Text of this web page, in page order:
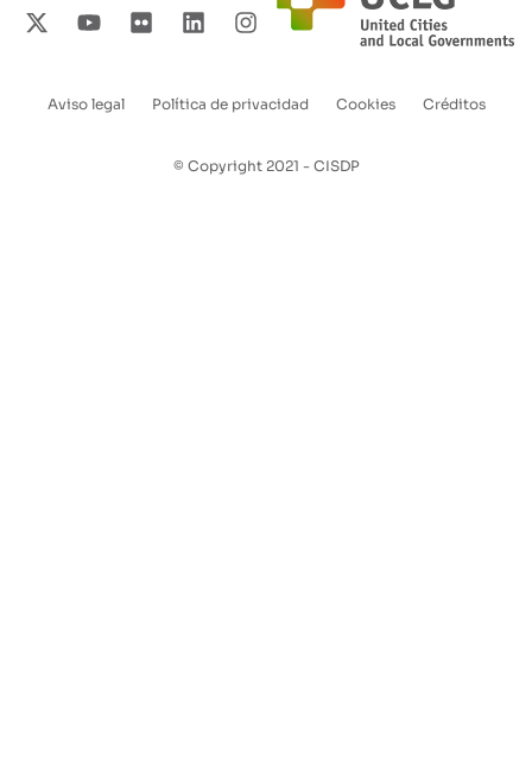
Aviso legal Política de privacidad Cookies Créditos
© Copyright 2021 - CISDP